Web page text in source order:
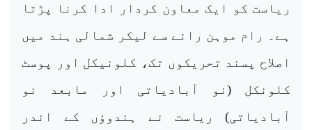
ریاست کو ایک معاون کردار ادا کرنا پڑتا
ہے۔ رام موہن رائے سے لیکر شمالی ہند میں
اصلاح پسند تحریکوں تک، کلونیکل اور پوسٹ
کلونکل (نو آبادیاتی اور مابعد نو
آبادیاتی) ریاست نے ہندوؤں کے اندر